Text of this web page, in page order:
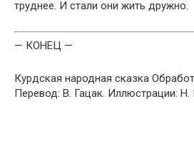
труднее. И стали они жить дружно.
— КОНЕЦ —
Курдская народная сказка
Перевод: В. Гацак. Иллюстрации: Н.